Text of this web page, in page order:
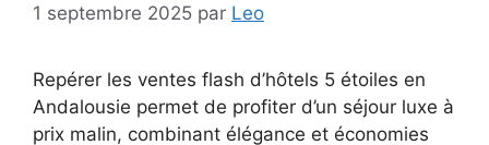
1 septembre 2025 par Leo
Repérer les ventes flash d’hôtels 5 étoiles en
Andalousie permet de profiter d’un séjour luxe à
prix malin, combinant élégance et économies